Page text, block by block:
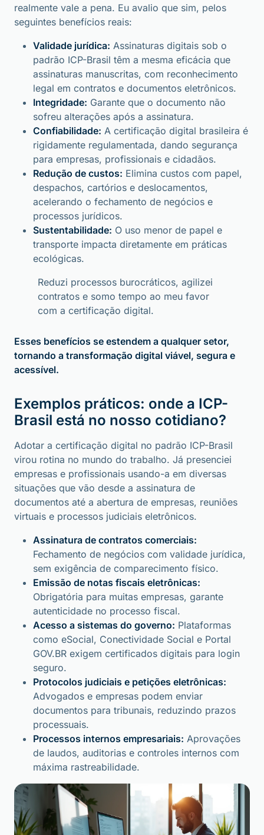
realmente vale a pena. Eu avalio que sim, pelos
seguintes benefícios reais:
Validade jurídica: Assinaturas digitais sob o
padrão ICP-Brasil têm a mesma eficácia que
assinaturas manuscritas, com reconhecimento
legal em contratos e documentos eletrônicos.
Integridade: Garante que o documento não
sofreu alterações após a assinatura.
Confiabilidade: A certificação digital brasileira é
rigidamente regulamentada, dando segurança
para empresas, profissionais e cidadãos.
Redução de custos: Elimina custos com papel,
despachos, cartórios e deslocamentos,
acelerando o fechamento de negócios e
processos jurídicos.
Sustentabilidade: O uso menor de papel e
transporte impacta diretamente em práticas
ecológicas.
Reduzi processos burocráticos, agilizei
contratos e somo tempo ao meu favor
com a certificação digital.
Esses benefícios se estendem a qualquer setor,
tornando a transformação digital viável, segura e
acessível.
Exemplos práticos: onde a ICP-
Brasil está no nosso cotidiano?
Adotar a certificação digital no padrão ICP-Brasil
virou rotina no mundo do trabalho. Já presenciei
empresas e profissionais usando-a em diversas
situações que vão desde a assinatura de
documentos até a abertura de empresas, reuniões
virtuais e processos judiciais eletrônicos.
Assinatura de contratos comerciais:
Fechamento de negócios com validade jurídica,
sem exigência de comparecimento físico.
Emissão de notas fiscais eletrônicas:
Obrigatória para muitas empresas, garante
autenticidade no processo fiscal.
Acesso a sistemas do governo: Plataformas
como eSocial, Conectividade Social e Portal
GOV.BR exigem certificados digitais para login
seguro.
Protocolos judiciais e petições eletrônicas:
Advogados e empresas podem enviar
documentos para tribunais, reduzindo prazos
processuais.
Processos internos empresariais: Aprovações
de laudos, auditorias e controles internos com
máxima rastreabilidade.